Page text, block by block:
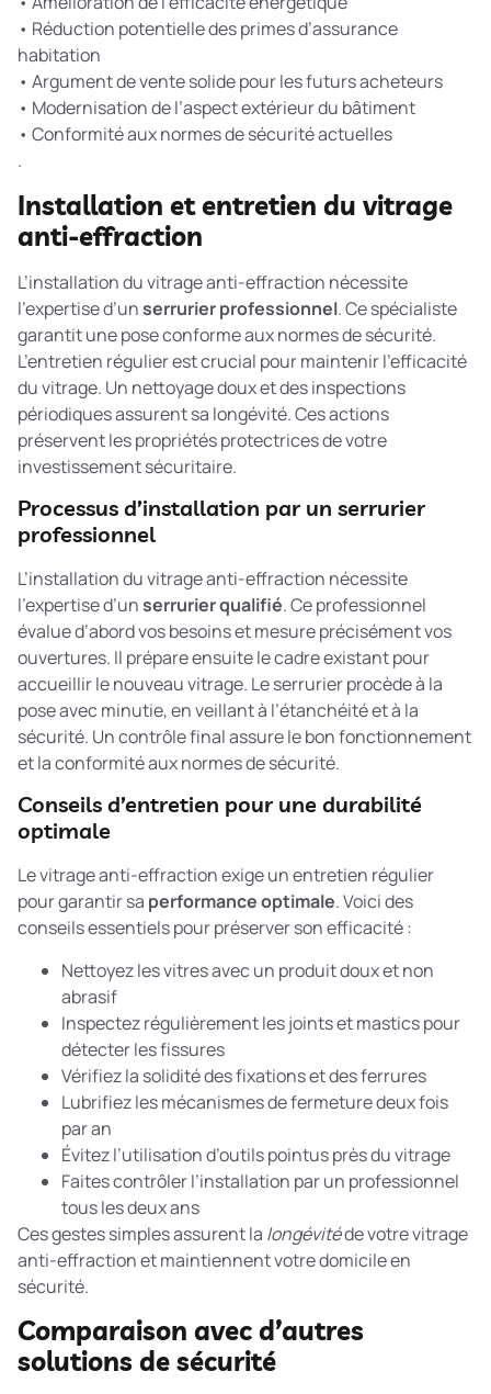
• Réduction potentielle des primes d’assurance
habitation
• Argument de vente solide pour les futurs acheteurs
• Modernisation de l’aspect extérieur du bâtiment
• Conformité aux normes de sécurité actuelles
.
Installation et entretien du vitrage
anti-effraction
L’installation du vitrage anti-effraction nécessite
l’expertise d’unserrurier professionnel. Ce spécialiste
garantit une pose conforme aux normes de sécurité.
L’entretien régulier est crucial pour maintenir l’efficacité
du vitrage. Un nettoyage doux et des inspections
périodiques assurent sa longévité. Ces actions
préservent les propriétés protectrices de votre
investissement sécuritaire.
Processus d’installation par un serrurier
professionnel
L’installation du vitrage anti-effraction nécessite
l’expertise d’unserrurier qualifié. Ce professionnel
évalue d’abord vos besoins et mesure précisément vos
ouvertures. Il prépare ensuite le cadre existant pour
accueillir le nouveau vitrage. Le serrurier procède à la
pose avec minutie, en veillant à l’étanchéité et à la
sécurité. Un contrôle final assure le bon fonctionnement
et la conformité aux normes de sécurité.
Conseils d’entretien pour une durabilité
optimale
Le vitrage anti-effraction exige un entretien régulier
pour garantir sa performance optimale. Voici des
conseils essentiels pour préserver son efficacité :
Nettoyez les vitres avec un produit doux et non
abrasif
Inspectez régulièrement les joints et mastics pour
détecter les fissures
Vérifiez la solidité des fixations et des ferrures
Lubrifiez les mécanismes de fermeture deux fois
par an
Évitez l’utilisation d’outils pointus près du vitrage
Faites contrôler l’installation par un professionnel
tous les deux ans
Ces gestes simples assurent la longévitéde votre vitrage
anti-effraction et maintiennent votre domicile en
sécurité.
Comparaison avec d’autres
solutions de sécurité